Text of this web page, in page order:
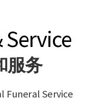
服务
Funeral Service